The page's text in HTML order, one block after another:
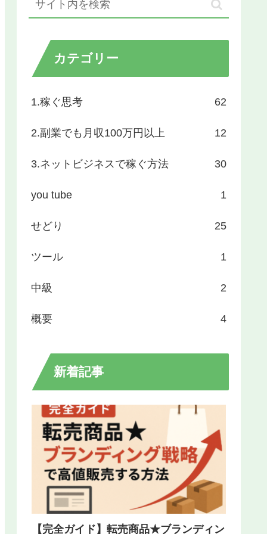
カテゴリー
1.稼ぐ思考 62
2.副業でも月収100万円以上 12
3.ネットビジネスで稼ぐ方法 30
you tube 1
せどり 25
ツール 1
中級 2
概要 4
新着記事
【完全ガイド】転売商品★ブランディン